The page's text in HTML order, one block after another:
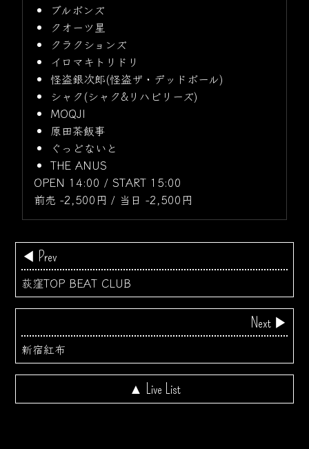
ブルボンズ
クオーツ星
クラクションズ
イロマキトリドリ
怪盗銀次郎(怪盗ザ・デッドボール)
シャク(シャク&リハビリーズ)
MOQJI
原田茶飯事
ぐっどないと
THE ANUS
OPEN 14:00 / START 15:00
前売 -2,500円 / 当日 -2,500円
◀ Prev
荻窪TOP BEAT CLUB
Next ▶
新宿紅布
▲ Live List